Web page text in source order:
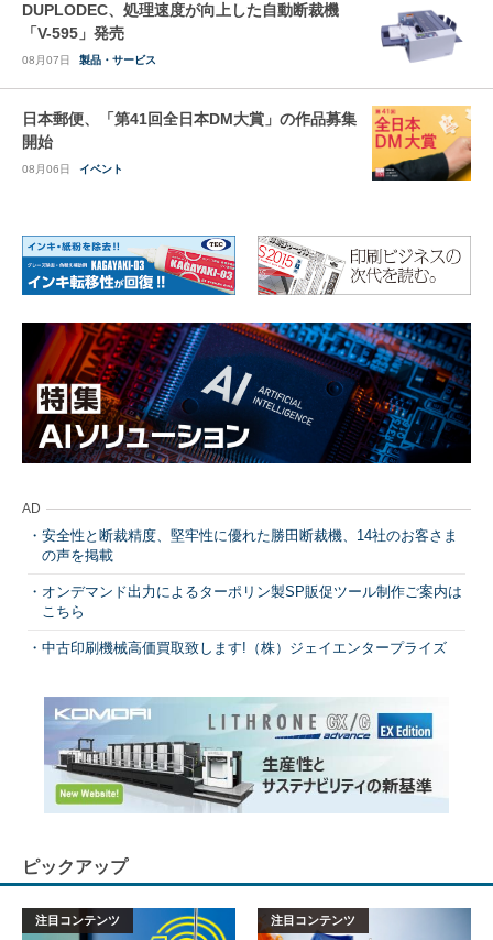
DUPLODEC、処理速度が向上した自動断裁機
「V-595」発売
08月07日 製品・サービス
日本郵便、「第41回全日本DM大賞」の作品募集
開始
08月06日 イベント
AD
安全性と断裁精度、堅牢性に優れた勝田断裁機、14社のお客さま
の声を掲載
オンデマンド出力によるターポリン製SP販促ツール制作ご案内は
こちら
中古印刷機械高価買取致します!（株）ジェイエンタープライズ
ピックアップ
注目コンテンツ 注目コンテンツ